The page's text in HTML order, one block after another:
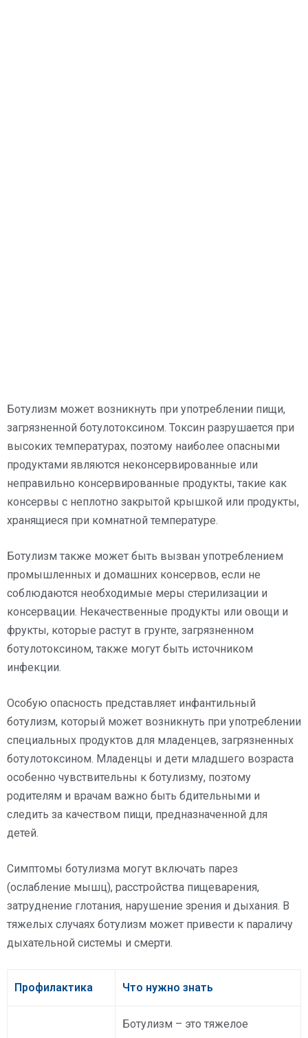
Ботулизм может возникнуть при употреблении пищи,
загрязненной ботулотоксином. Токсин разрушается при
высоких температурах, поэтому наиболее опасными
продуктами являются неконсервированные или
неправильно консервированные продукты, такие как
консервы с неплотно закрытой крышкой или продукты,
хранящиеся при комнатной температуре.
Ботулизм также может быть вызван употреблением
промышленных и домашних консервов, если не
соблюдаются необходимые меры стерилизации и
консервации. Некачественные продукты или овощи и
фрукты, которые растут в грунте, загрязненном
ботулотоксином, также могут быть источником
инфекции.
Особую опасность представляет инфантильный
ботулизм, который может возникнуть при употреблении
специальных продуктов для младенцев, загрязненных
ботулотоксином. Младенцы и дети младшего возраста
особенно чувствительны к ботулизму, поэтому
родителям и врачам важно быть бдительными и
следить за качеством пищи, предназначенной для
детей.
Симптомы ботулизма могут включать парез
(ослабление мышц), расстройства пищеварения,
затруднение глотания, нарушение зрения и дыхания. В
тяжелых случаях ботулизм может привести к параличу
дыхательной системы и смерти.
Профилактика Что нужно знать
Ботулизм – это тяжелое